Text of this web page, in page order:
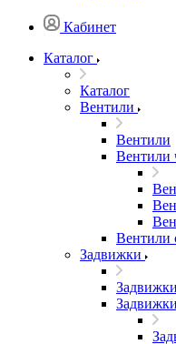
Кабинет
Каталог
Каталог
Вентили
Вентили
Вентили
Вентили
Задвижки
Задвижки